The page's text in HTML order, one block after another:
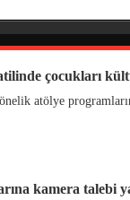
çocukları
atölye
kamera talebi